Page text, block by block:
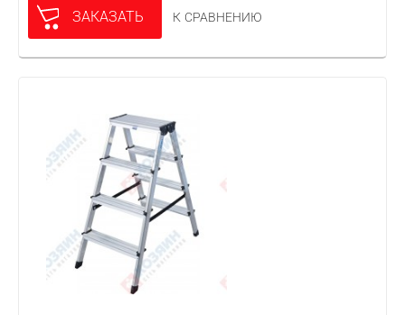
ЗАКАЗАТЬ К СРАВНЕНИЮ